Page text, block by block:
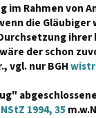
im Rahmen von
die
der schon
vgl. nur BGH
NStZ 1994, 35